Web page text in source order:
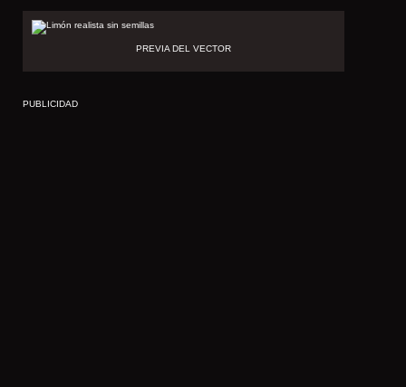
PREVIA DEL VECTOR
PUBLICIDAD